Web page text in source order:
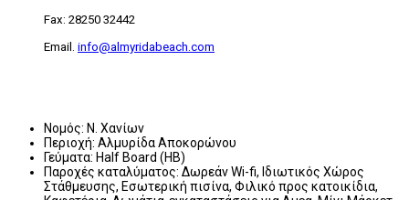
Fax: 28250 32442
Email. info@almyridabeach.com
Νομός: Ν. Χανίων
Περιοχή: Αλμυρίδα Αποκορώνου
Γεύματα: Half Board (HB)
Παροχές καταλύματος: Δωρεάν Wi-fi, Ιδιωτικός Χώρος
Στάθμευσης, Εσωτερική πισίνα, Φιλικό προς κατοικίδια,